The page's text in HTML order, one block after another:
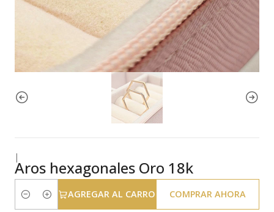
|
Aros hexagonales Oro 18k
Cantidad
AGREGAR AL CARRO COMPRAR AHORA